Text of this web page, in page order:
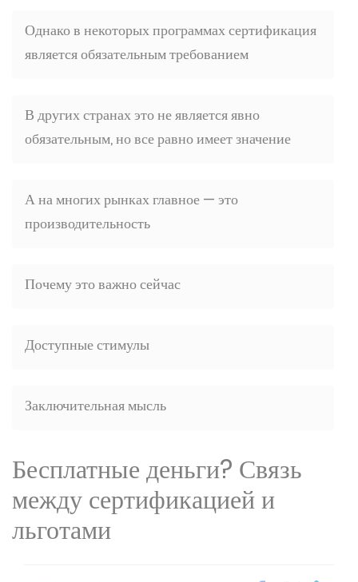
Однако в некоторых программах сертификация
является обязательным требованием
В других странах это не является явно
обязательным, но все равно имеет значение
А на многих рынках главное — это
производительность
Почему это важно сейчас
Доступные стимулы
Заключительная мысль
Бесплатные деньги? Связь
между сертификацией и
льготами